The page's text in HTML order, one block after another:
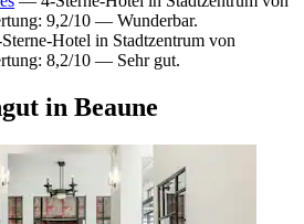
9,2/10 — Wunderbar.
Hotel in Stadtzentrum von
8,2/10 — Sehr gut.
in Beaune